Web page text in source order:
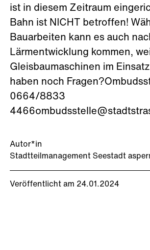
Autor*in
Stadtteilmanagement Seestadt
Veröffentlicht am 24.01.2024
ist in diesem Zeitraum
Bahn ist NICHT betroffen!
Bauarbeiten kann es auch
Lärmentwicklung kommen,
Gleisbaumaschinen im
haben noch
0664/8833